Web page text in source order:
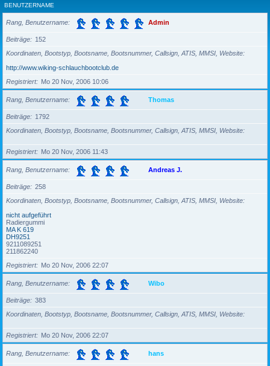
BENUTZERNAME
Rang, Benutzername Admin
Beiträge
152
Koordinaten, Bootstyp, Bootsname, Bootsnummer, Callsign, ATIS, MMSI, Website
http://www.wiking-schlauchbootclub.de
Registriert
Mo 20 Nov, 2006 10:06
Rang, Benutzername Thomas
Beiträge
1792
Koordinaten, Bootstyp, Bootsname, Bootsnummer, Callsign, ATIS, MMSI, Website
Registriert Mo 20 Nov, 2006 11:43
Rang, Benutzername Andreas J.
Beiträge
258
Koordinaten, Bootstyp, Bootsname, Bootsnummer, Callsign, ATIS, MMSI, Website
nicht aufgeführt
Radiergummi
MA K 619
DH9251
9211089251
211862240
Registriert
Mo 20 Nov, 2006 22:07
Rang, Benutzername Wibo
Beiträge
383
Koordinaten, Bootstyp, Bootsname, Bootsnummer, Callsign, ATIS, MMSI, Website
Registriert Mo 20 Nov, 2006 22:07
Rang, Benutzername hans